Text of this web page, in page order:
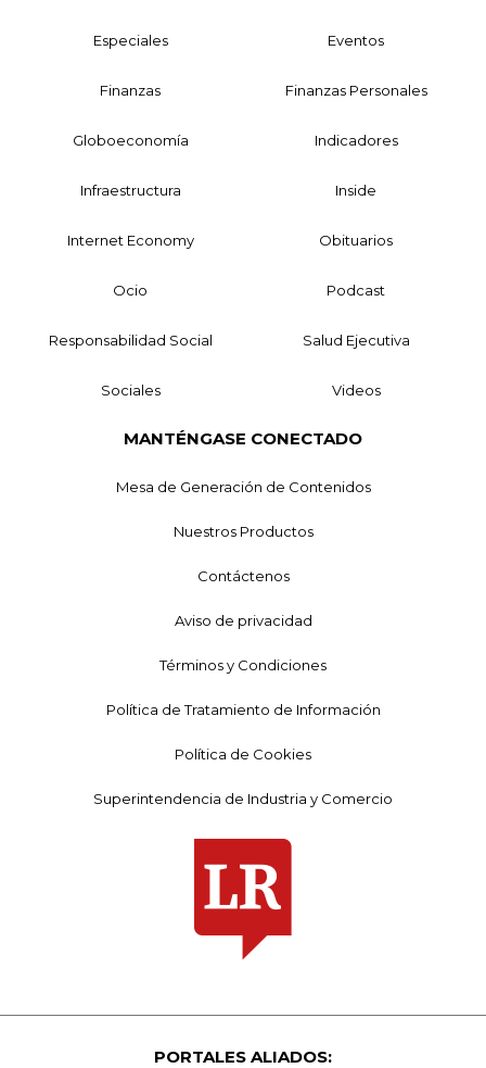
Especiales Eventos
Finanzas Finanzas Personales
Globoeconomía Indicadores
Infraestructura Inside
Internet Economy Obituarios
Ocio Podcast
Responsabilidad Social Salud Ejecutiva
Sociales Videos
MANTÉNGASE CONECTADO
Mesa de Generación de Contenidos
Nuestros Productos
Contáctenos
Aviso de privacidad
Términos y Condiciones
Política de Tratamiento de Información
Política de Cookies
Superintendencia de Industria y Comercio
PORTALES ALIADOS: